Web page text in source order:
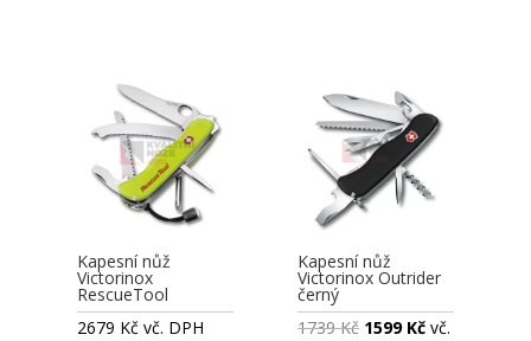
Kapesní nůž
Victorinox
RescueTool
2679 Kč vč. DPH
Kapesní nůž
Victorinox Outrider
černý
1739Kč 1599 Kč vč.